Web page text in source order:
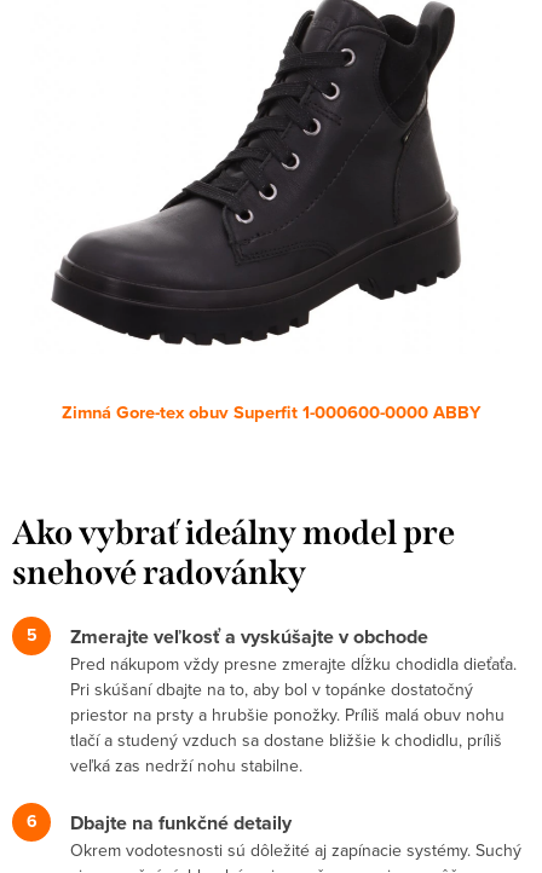
Zimná Gore-tex obuv Superfit 1-000600-0000 ABBY
Ako vybrať ideálny model pre
snehové radovánky
Zmerajte veľkosť a vyskúšajte v obchode
Pred nákupom vždy presne zmerajte dĺžku chodidla dieťaťa.
Pri skúšaní dbajte na to, aby bol v topánke dostatočný
priestor na prsty a hrubšie ponožky. Príliš malá obuv nohu
tlačí a studený vzduch sa dostane bližšie k chodidlu, príliš
veľká zas nedrží nohu stabilne.
Dbajte na funkčné detaily
Okrem vodotesnosti sú dôležité aj zapínacie systémy. Suchý